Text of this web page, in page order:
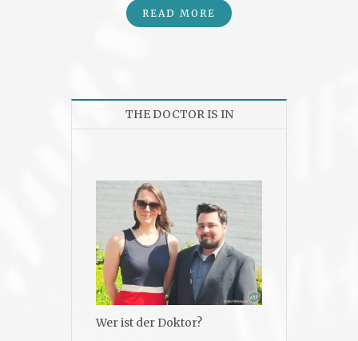
READ MORE
THE DOCTOR IS IN
Wer ist der Doktor?